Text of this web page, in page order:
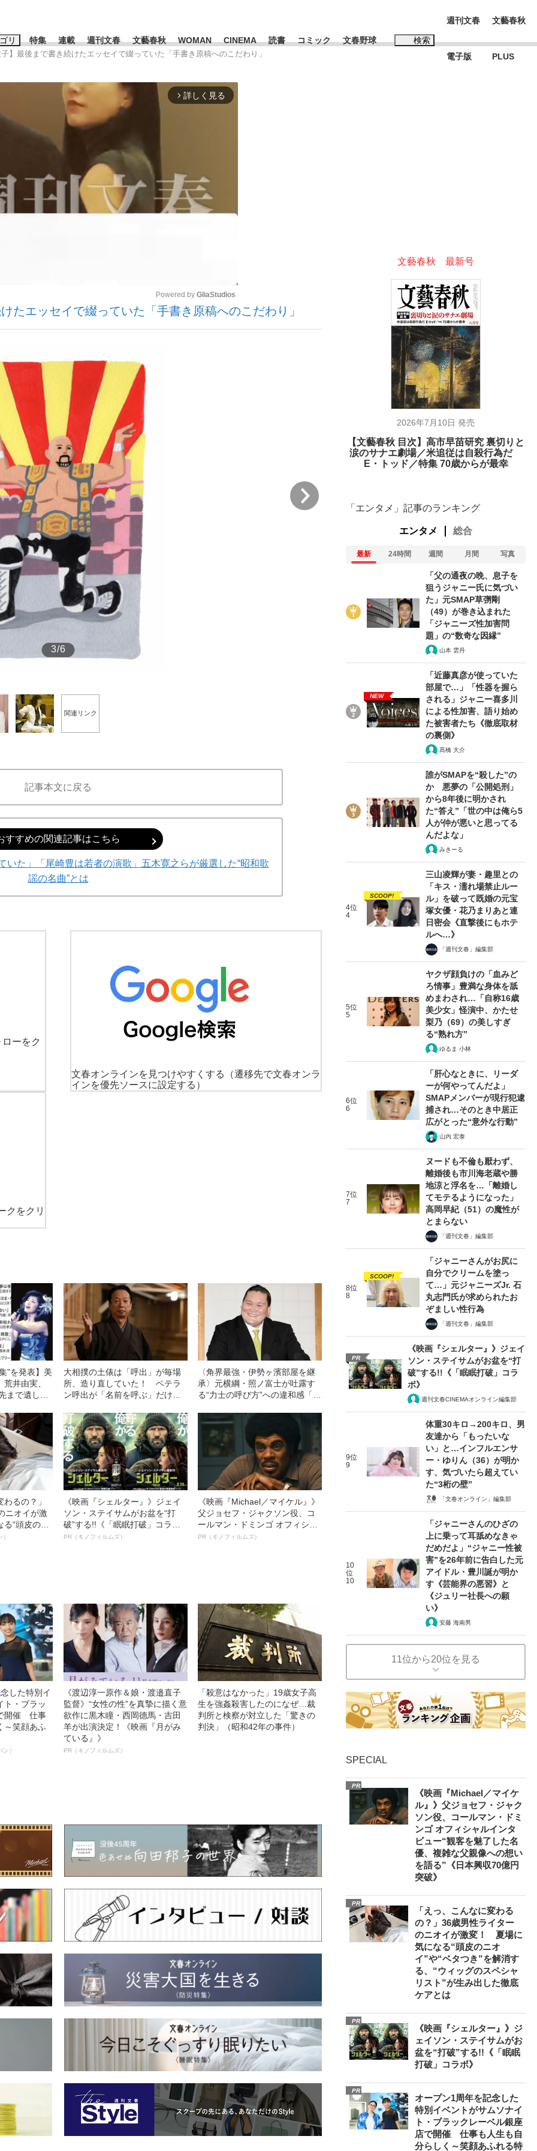
リ
選手が証言した“NPB聞... 「クマが悪者扱いされているのが悲しい」『北の国から』倉本聰氏（91...
カー日本代表・森保一監督...
もっと見る
特集
いまさら聞けない資産運用のすべて
もっと見る
連載 週刊文春 文藝春秋 WOMAN CINEMA 読書 コミック 文春野球 検索
ワードタグ一覧
#高市早苗 #森岡毅
週刊文春
電子版
文藝春秋
PLUS
】最後まで書き続けたエッセイで綴っていた「手書き原稿へのこだわり」
arrow_forward_ios 詳しく見る
Mute
Powered by GliaStudios
たエッセイで綴っていた「手書き原稿へのこだわり」
3/6
4/6
関連リンク
記事本文に戻る
すすめの関連記事はこちら
いた」「尾崎豊は若者の演歌」五木寛之らが厳選した“昭和歌
謡の名曲”とは
ーをク
文春オンラインを見つけやすくする
（遷移先で文春オンラ
インを優先ソースに設定する）
クをクリ
”を発表】美
井由実、
で遺した
大相撲の土俵は「呼出」が毎場
所、造り直していた！ ベテラ
ン呼出が「名前を呼ぶ」だけで
千秋楽】
〈角界最強・伊勢ヶ濱部屋を継
承〉元横綱・照ノ富士が吐露す
る“力士の呼び方”への違和感「も
ですから」
るの？」
ニオイが激
“頭皮のニ
解消す
《映画『シェルター』》ジェイ
ソン・ステイサムがお盆を“打
破”する!!《「眠眠打破」コラ
ボ》
PR（キノフィルムズ）
《映画『Michael／マイケル』》
父ジョセフ・ジャクソン役、コ
ールマン・ドミンゴ オフィシャ
ルインタビュー“観客を魅了した
PR（キノフィルムズ）
した特別イ
ト・ブラッ
開催 仕事
～笑顔あふ
）
《渡辺淳一原作＆娘・渡邉直子
監督》“女性の性”を真摯に描く意
欲作に黒木瞳・西岡德馬・吉田
羊が出演決定！《映画『月がみ
ている』》
PR（キノフィルムズ）
「殺意はなかった」19歳女子高
生を強姦殺害したのになぜ…裁
判所と検察が対立した「驚きの
判決」（昭和42年の事件）
文藝春秋 最新号
2026年7月10日 発売
【文藝春秋 目次】高市早苗研究 裏切りと
涙のサナエ劇場／米追従は自殺行為だ
E・トッド／特集 70歳からが最幸
「エンタメ」記事のランキング
エンタメ 総合
最新 24時間 週間 月間 写真
「父の通夜の晩、息子を
狙うジャニー氏に気づい
た」元SMAP草彅剛
（49）が巻き込まれた
「ジャニーズ性加害問
題」の“数奇な因縁”
山本 雲丹
NEW
「近藤真彦が使っていた
部屋で…」「性器を握ら
される」ジャニー喜多川
による性加害、語り始め
た被害者たち《徹底取材
の裏側》
髙橋 大介
誰がSMAPを“殺した”の
か 悪夢の「公開処刑」
から8年後に明かされ
た“答え”「世の中は俺ら5
人が仲が悪いと思ってる
んだよな」
みきーる
4位
4
SCOOP!
三山凌輝が妻・趣里との
「キス・濡れ場禁止ルー
ル」を破って既婚の元宝
塚女優・花乃まりあと連
日密会《直撃後にもホテ
ルへ…》
「週刊文春」編集部
5位
5
ヤクザ顔負けの「血みど
ろ情事」豊満な身体を舐
めまわされ…「自称16歳
美少女」怪演中、かたせ
梨乃（69）の美しすぎ
る“熟れ方”
ゆるま 小林
6位
6
「肝心なときに、リーダ
ーが何やってんだよ」
SMAPメンバーが現行犯逮
捕され…そのとき中居正
広がとった“意外な行動”
山内 宏泰
7位
7
ヌードも不倫も厭わず、
離婚後も市川海老蔵や勝
地涼と浮名を…「離婚し
てモテるようになった」
高岡早紀（51）の魔性が
とまらない
「週刊文春」編集部
8位
8
SCOOP!
「ジャニーさんがお尻に
自分でクリームを塗っ
て…」元ジャニーズJr. 石
丸志門氏が求められたお
ぞましい性行為
「週刊文春」編集部
PR
《映画『シェルター』》ジェイ
ソン・ステイサムがお盆を“打
破”する!!《「眠眠打破」コラ
ボ》
週刊文春CINEMAオンライン編集部
9位
9
体重30キロ→200キロ、男
友達から「もったいな
い」と…インフルエンサ
ー・ゆりん（36）が明か
す、気づいたら超えてい
た“3桁の壁”
「文春オンライン」編集部
10
位
10
「ジャニーさんのひざの
上に乗って耳舐めなきゃ
だめだよ」“ジャニー性被
害”を26年前に告白した元
アイドル・豊川誕が明か
す《芸能界の悪習》と
《ジュリー社長への願
い》
安藤 海南男
11位から20位を見る
SPECIAL
PR
《映画『Michael／マイケ
ル』》父ジョセフ・ジャク
ソン役、コールマン・ドミ
ンゴ オフィシャルインタ
ビュー“観客を魅了した名
優、複雑な父親像への想い
を語る”《日本興収70億円
突破》
PR
「えっ、こんなに変わる
の？」36歳男性ライター
のニオイが激変！ 夏場に
気になる“頭皮のニオ
イ”や“ベタつき”を解消す
る、“ウィッグのスペシャ
リスト”が生み出した徹底
ケアとは
PR
《映画『シェルター』》ジ
ェイソン・ステイサムがお
盆を“打破”する!!《「眠眠
打破」コラボ》
PR
オープン1周年を記念した
特別イベントがサムソナイ
ト・ブラックレーベル銀座
店で開催 仕事も人生も自
分らしく～笑顔あふれる特